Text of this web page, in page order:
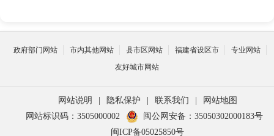
政府部门网站 市内其他网站 县市区网站 福建省设区市
专业网站
友好城市网站
网站说明 | 隐私保护 | 联系我们 |
网站地图
网站标识码：3505000002
闽公网安备：35050302000183号
闽ICP备05025850号